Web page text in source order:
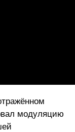
модуляцию